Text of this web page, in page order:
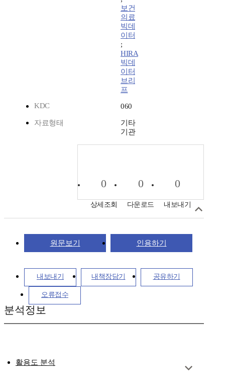
보건
의료
빅데
이터
;
HIRA
빅데
이터
브리
프
KDC
060
자료형태
기타
기관
0
상세조회
0
다운로드
0
내보내기
원문보기 인용하기
내보내기 내책장담기 공유하기
오류접수
분석정보
활용도 분석